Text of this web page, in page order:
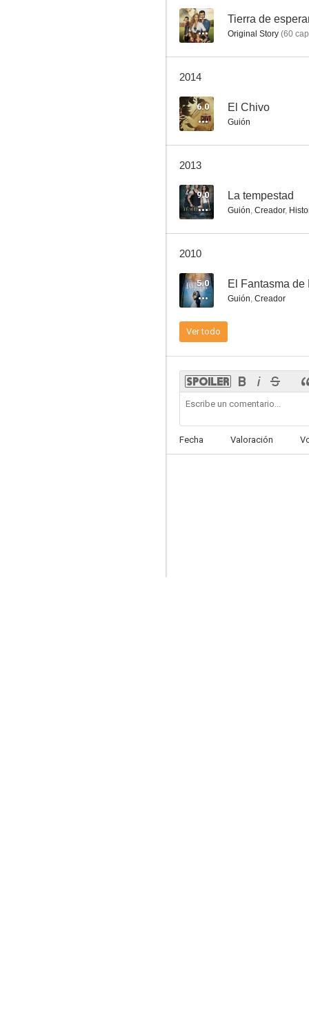
-- Tierra de
Original Story (60
2014
6.0 El Chivo
Guión
2013
9.0 La tempestad
Guión, Creador,
2010
5.0 El Fantasma de
Guión, Creador
Ver todo
Fecha Valoración